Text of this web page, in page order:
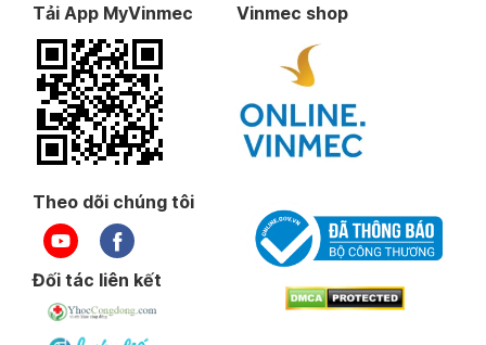
Tải App MyVinmec Vinmec shop
Theo dõi chúng tôi
Đối tác liên kết